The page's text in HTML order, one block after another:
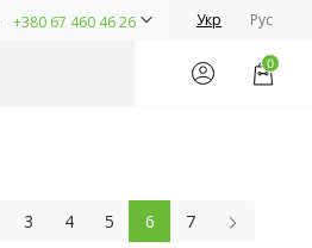
+380 67 460 46 26 Укр Рус
0
3 4 5 6 7